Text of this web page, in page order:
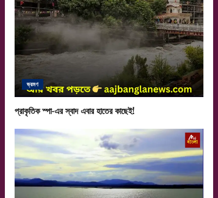
ভ্রমণ
প্রাকৃতিক স্পা-এর স্বাদ এবার হাতের কাছেই!